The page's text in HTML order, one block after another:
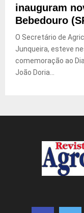
inauguram
Bebedouro
O Secretário de
Junqueira, esteve
comemoração ao
João Doria...